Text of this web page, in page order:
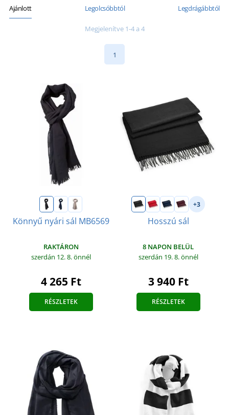
Ajánlott Legolcsóbbtól Legdrágábbtól
Megjelenítve 1-4 a 4
1
Könnyű nyári sál MB6569
RAKTÁRON
szerdán 12. 8.önnél
4 265 Ft
RÉSZLETEK
+3
Hosszú sál
8 NAPON BELÜL
szerdán 19. 8.önnél
3 940 Ft
RÉSZLETEK